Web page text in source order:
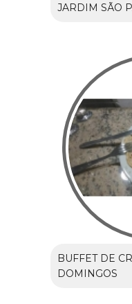
JARDIM SÃO
BUFFET DE
DOMINGOS